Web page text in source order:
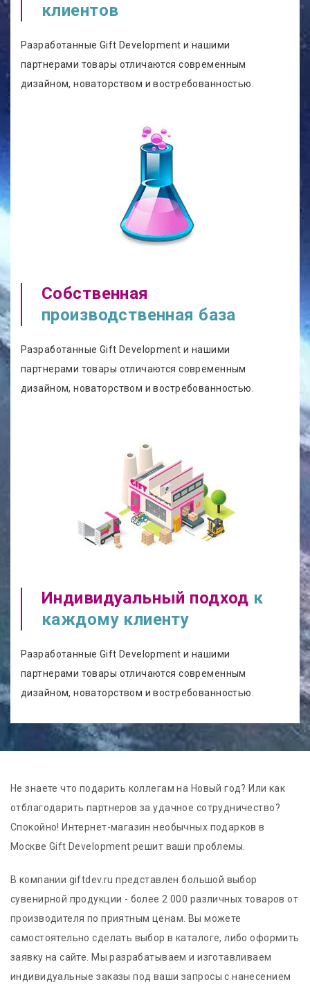
клиентов
Разработанные Gift Development и нашими
партнерами товары отличаются современным
дизайном, новаторством и востребованностью.
Собственная
производственная база
Разработанные Gift Development и нашими
партнерами товары отличаются современным
дизайном, новаторством и востребованностью.
Индивидуальный подход к
каждому клиенту
Разработанные Gift Development и нашими
партнерами товары отличаются современным
дизайном, новаторством и востребованностью.
Не знаете что подарить коллегам на Новый год? Или как
отблагодарить партнеров за удачное сотрудничество?
Спокойно! Интернет-магазин необычных подарков в
Москве Gift Development решит ваши проблемы.
В компании giftdev.ru представлен большой выбор
сувенирной продукции - более 2 000 различных товаров от
производителя по приятным ценам. Вы можете
самостоятельно сделать выбор в каталоге, либо оформить
заявку на сайте. Мы разрабатываем и изготавливаем
индивидуальные заказы под ваши запросы с нанесением